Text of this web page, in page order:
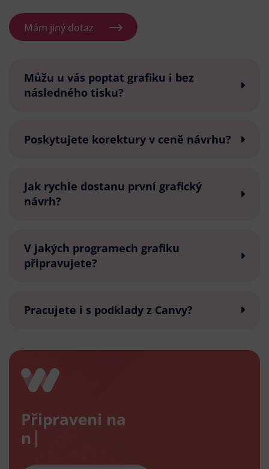
Mám jiný dotaz
Můžu u vás poptat grafiku i bez
následného tisku?
Poskytujete korektury v ceně návrhu?
Jak rychle dostanu první grafický
návrh?
V jakých programech grafiku
připravujete?
Pracujete i s podklady z Canvy?
Připraveni na
nový e